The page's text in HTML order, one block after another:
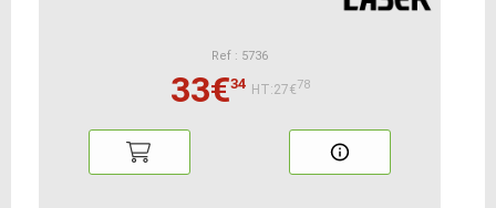
Ref : 5736
33€34 HT:27€78